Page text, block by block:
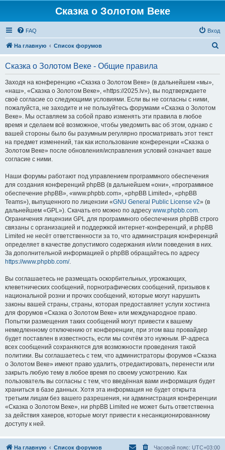
Сказка о Золотом Веке
FAQ Вход
На главную Список форумов
Сказка о Золотом Веке - Общие правила
Заходя на конференцию «Сказка о Золотом Веке» (в дальнейшем «мы»,
«наш», «Сказка о Золотом Веке», «https://2025.lv»), вы подтверждаете
своё согласие со следующими условиями. Если вы не согласны с ними,
пожалуйста, не заходите и не пользуйтесь форумами «Сказка о Золотом
Веке». Мы оставляем за собой право изменять эти правила в любое
время и сделаем всё возможное, чтобы уведомить вас об этом, однако с
вашей стороны было бы разумным регулярно просматривать этот текст
на предмет изменений, так как использование конференции «Сказка о
Золотом Веке» после обновления/исправления условий означает ваше
согласие с ними.
Наши форумы работают под управлением программного обеспечения
для создания конференций phpBB (в дальнейшем «они», «программное
обеспечение phpBB», «www.phpbb.com», «phpBB Limited», «phpBB
Teams»), выпущенного по лицензии «GNU General Public License v2» (в
дальнейшем «GPL»). Скачать его можно по адресу www.phpbb.com.
Ограничения лицензии GPL для программного обеспечения phpBB строго
связаны с организацией и поддержкой интернет-конференций, и phpBB
Limited не несёт ответственности за то, что администрация конференций
определяет в качестве допустимого содержания и/или поведения в них.
За дополнительной информацией о phpBB обращайтесь по адресу
https://www.phpbb.com/.
Вы соглашаетесь не размещать оскорбительных, угрожающих,
клеветнических сообщений, порнографических сообщений, призывов к
национальной розни и прочих сообщений, которые могут нарушить
законы вашей страны, страны, которая предоставляет услуги хостинга
для форумов «Сказка о Золотом Веке» или международное право.
Попытки размещения таких сообщений могут привести к вашему
немедленному отключению от конференции, при этом ваш провайдер
будет поставлен в известность, если мы сочтём это нужным. IP-адреса
всех сообщений сохраняются для возможности проведения такой
политики. Вы соглашаетесь с тем, что администраторы форумов «Сказка
о Золотом Веке» имеют право удалить, отредактировать, перенести или
закрыть любую тему в любое время по своему усмотрению. Как
пользователь вы согласны с тем, что введённая вами информация будет
храниться в базе данных. Хотя эта информация не будет открыта
третьим лицам без вашего разрешения, ни администрация конференции
«Сказка о Золотом Веке», ни phpBB Limited не может быть ответственна
за действия хакеров, которые могут привести к несанкционированному
доступу к ней.
На главную Список форумов Часовой пояс: UTC+03:00